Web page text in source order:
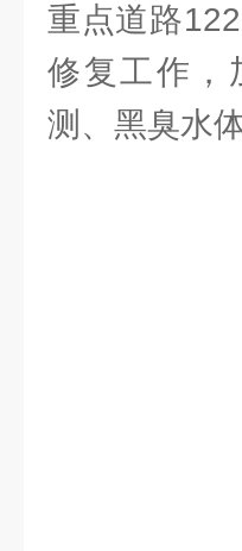
重点道路
修复工作，
测、黑臭水